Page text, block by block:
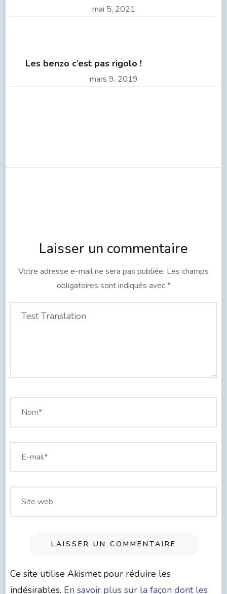
mai 5, 2021
Les benzo c’est pas rigolo !
mars 9, 2019
Laisser un commentaire
Votre adresse e-mail ne sera pas publiée. Les champs
obligatoires sont indiqués avec*
Ce site utilise Akismet pour réduire les
indésirables. En savoir plus sur la façon dont les